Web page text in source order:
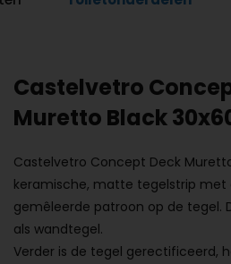
Castelvetro
Muretto Black
Castelvetro Concept Deck
keramische, matte tegelstrip met
gemêleerde patroon op de tegel.
als wandtegel.
Verder is de tegel gerectificeerd,